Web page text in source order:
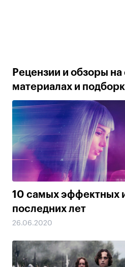
Рецензии и обзоры
материалах и
10 самых эффектных
последних лет
26.06.2020